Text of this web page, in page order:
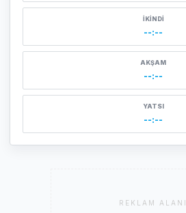
İKINDI
--:--
AKŞAM
--:--
YATSI
--:--
REKLAM ALANI